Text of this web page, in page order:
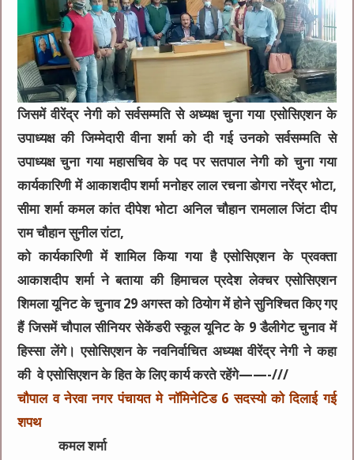
जिसमें वीरेंद्र नेगी को सर्वसम्मति से अध्यक्ष चुना गया एसोसिएशन के
उपाध्यक्ष की जिम्मेदारी वीना शर्मा को दी गई उनको सर्वसम्मति से
उपाध्यक्ष चुना गया महासचिव के पद पर सतपाल नेगी को चुना गया
कार्यकारिणी में आकाशदीप शर्मा मनोहर लाल रचना डोगरा नरेंद्र भोटा,
सीमा शर्मा कमल कांत दीपेश भोटा अनिल चौहान रामलाल जिंटा दीप
राम चौहान सुनील रांटा,
को कार्यकारिणी में शामिल किया गया है एसोसिएशन के प्रवक्ता
आकाशदीप शर्मा ने बताया की हिमाचल प्रदेश लेक्चर एसोसिएशन
शिमला यूनिट के चुनाव 29 अगस्त को ठियोग में होने सुनिश्चित किए गए
हैं जिसमें चौपाल सीनियर सेकेंडरी स्कूल यूनिट के 9 डैलीगेट चुनाव में
हिस्सा लेंगे। एसोसिएशन के नवनिर्वाचित अध्यक्ष वीरेंद्र नेगी ने कहा
की वे एसोसिएशन के हित के लिए कार्य करते रहेंगे——-///
चौपाल व नेरवा नगर पंचायत मे नॉमिनेटिड 6 सदस्यो को दिलाई गई
शपथ
कमल शर्मा